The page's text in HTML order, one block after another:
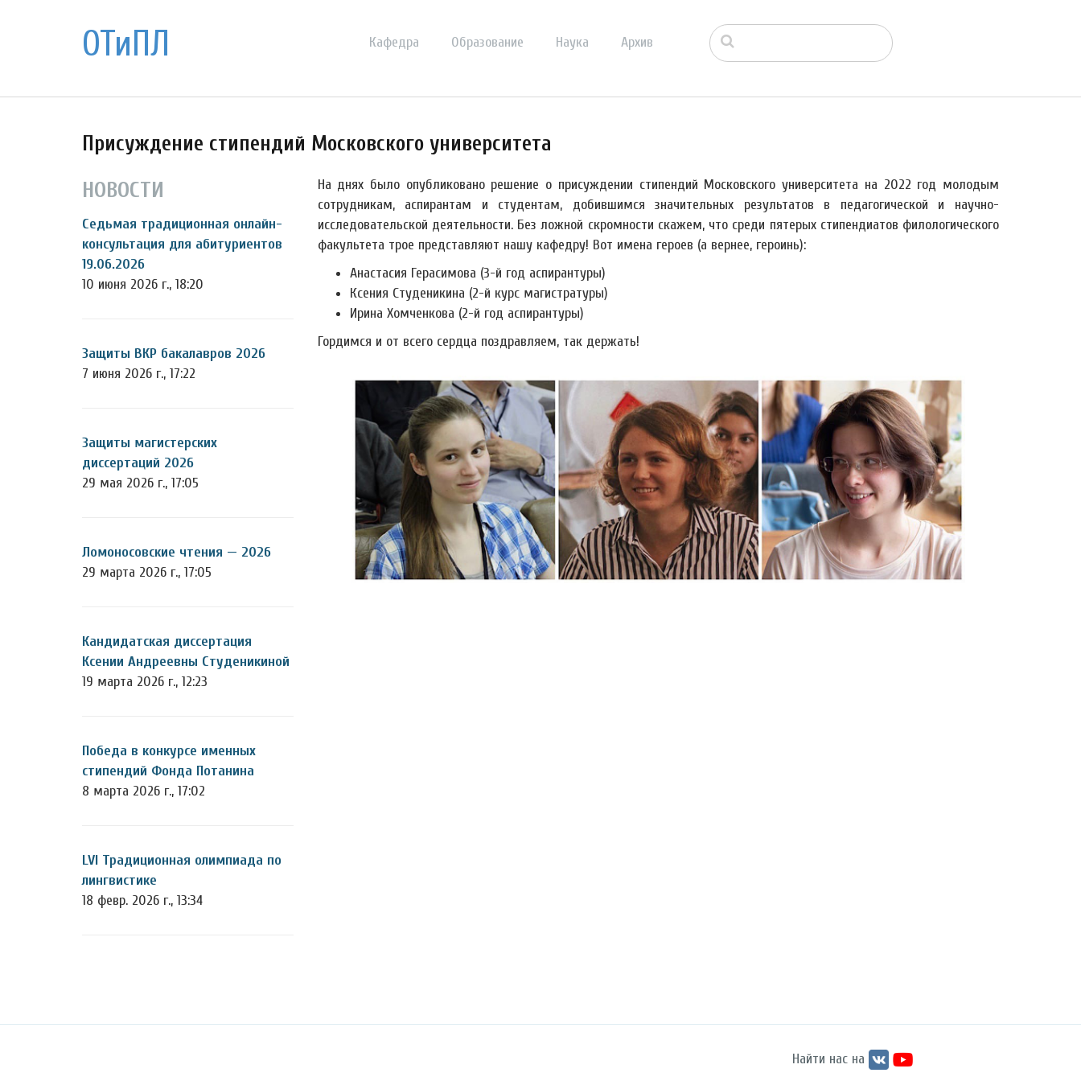
ОТиПЛ Кафедра Образование Наука Архив
Присуждение стипендий Московского университета
НОВОСТИ
Седьмая традиционная онлайн-
консультация для абитуриентов
19.06.2026
10 июня 2026 г., 18:20
Защиты ВКР бакалавров 2026
7 июня 2026 г., 17:22
Защиты магистерских
диссертаций 2026
29 мая 2026 г., 17:05
Ломоносовские чтения — 2026
29 марта 2026 г., 17:05
Кандидатская диссертация
Ксении Андреевны Студеникиной
19 марта 2026 г., 12:23
Победа в конкурсе именных
стипендий Фонда Потанина
8 марта 2026 г., 17:02
LVI Традиционная олимпиада по
лингвистике
18 февр. 2026 г., 13:34
На днях было опубликовано решение о присуждении стипендий Московского университета на 2022 год молодым
сотрудникам, аспирантам и студентам, добившимся значительных результатов в педагогической и научно-
исследовательской деятельности. Без ложной скромности скажем, что среди пятерых стипендиатов филологического
факультета трое представляют нашу кафедру! Вот имена героев (а вернее, героинь):
Анастасия Герасимова (3-й год аспирантуры)
Ксения Студеникина (2-й курс магистратуры)
Ирина Хомченкова (2-й год аспирантуры)
Гордимся и от всего сердца поздравляем, так держать!
Найти нас на